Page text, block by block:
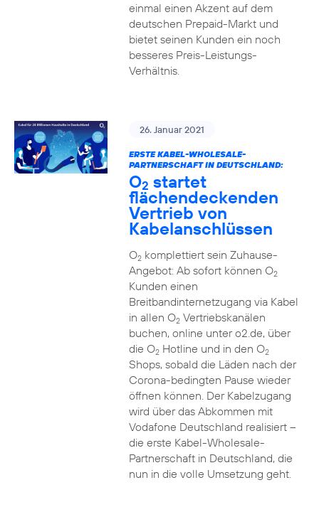
einmal einen Akzent auf dem
deutschen Prepaid-Markt und
bietet seinen Kunden ein noch
besseres Preis-Leistungs-
Verhältnis.
26. Januar 2021
ERSTE KABEL-WHOLESALE-
PARTNERSCHAFT IN DEUTSCHLAND:
O2 startet
flächendeckenden
Vertrieb von
Kabelanschlüssen
O2komplettiert sein Zuhause-
Angebot: Ab sofort können O2
Kunden einen
Breitbandinternetzugang via Kabel
in allen O2Vertriebskanälen
buchen, online unter o2.de, über
die O2Hotline und in den O2
Shops, sobald die Läden nach der
Corona-bedingten Pause wieder
öffnen können. Der Kabelzugang
wird über das Abkommen mit
Vodafone Deutschland realisiert –
die erste Kabel-Wholesale-
Partnerschaft in Deutschland, die
nun in die volle Umsetzung geht.